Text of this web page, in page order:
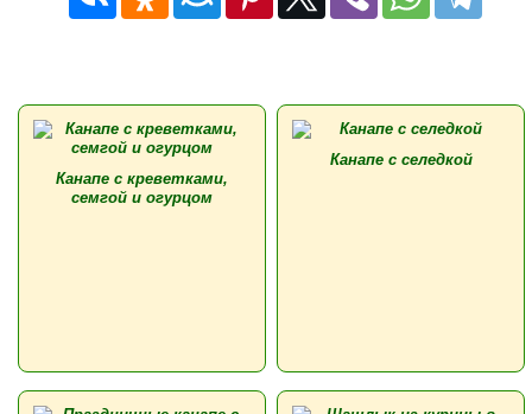
Канапе с креветками,
семгой и огурцом
Канапе с селедкой